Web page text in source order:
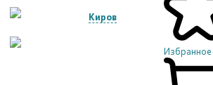
Киров
Избранное